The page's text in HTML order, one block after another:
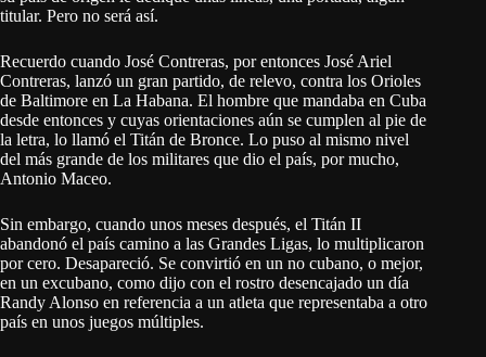
titular. Pero no será así.
Recuerdo cuando José Contreras, por entonces José Ariel
Contreras, lanzó un gran partido, de relevo, contra los Orioles
de Baltimore en La Habana. El hombre que mandaba en Cuba
desde entonces y cuyas orientaciones aún se cumplen al pie de
la letra, lo llamó el Titán de Bronce. Lo puso al mismo nivel
del más grande de los militares que dio el país, por mucho,
Antonio Maceo.
Sin embargo, cuando unos meses después, el Titán II
abandonó el país camino a las Grandes Ligas, lo multiplicaron
por cero. Desapareció. Se convirtió en un no cubano, o mejor,
en un excubano, como dijo con el rostro desencajado un día
Randy Alonso en referencia a un atleta que representaba a otro
país en unos juegos múltiples.